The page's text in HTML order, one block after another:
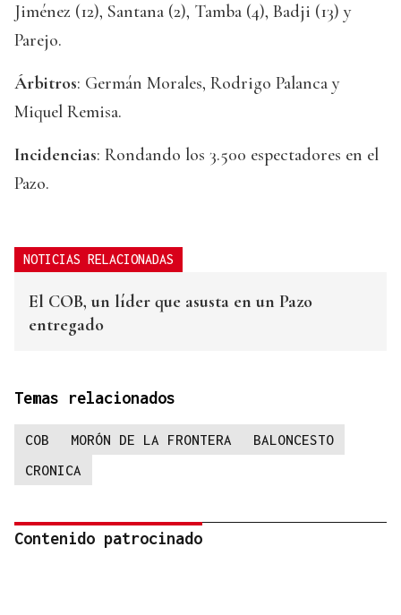
Jiménez (12), Santana (2), Tamba (4), Badji (13) y
Parejo.
Árbitros: Germán Morales, Rodrigo Palanca y
Miquel Remisa.
Incidencias: Rondando los 3.500 espectadores en el
Pazo.
NOTICIAS RELACIONADAS
El COB, un líder que asusta en un Pazo
entregado
Temas relacionados
COB MORÓN DE LA FRONTERA
BALONCESTO
CRONICA
Contenido patrocinado